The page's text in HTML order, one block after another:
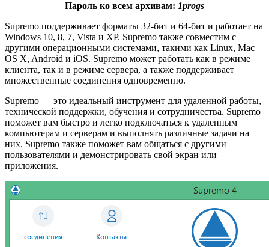
Пароль ко всем архивам: 1progs
Supremo поддерживает форматы 32-бит и 64-бит и работает на
Windows 10, 8, 7, Vista и XP. Supremo также совместим с
другими операционными системами, такими как Linux, Mac
OS X, Android и iOS. Supremo может работать как в режиме
клиента, так и в режиме сервера, а также поддерживает
множественные соединения одновременно.
Supremo — это идеальный инструмент для удаленной работы,
технической поддержки, обучения и сотрудничества. Supremo
поможет вам быстро и легко подключаться к удаленным
компьютерам и серверам и выполнять различные задачи на
них. Supremo также поможет вам общаться с другими
пользователями и демонстрировать свой экран или
приложения.